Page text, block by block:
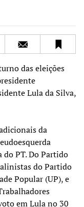
das eleições
Lula da Silva,
da
do PT. Do Partido
do Partido
Popular (UP), e
em Lula no 30